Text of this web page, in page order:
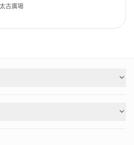
太古廣場